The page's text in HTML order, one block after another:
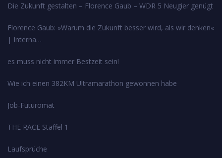
Die Zukunft gestalten – Florence Gaub – WDR 5 Neugier genügt
Florence Gaub: »Warum die Zukunft besser wird, als wir denken«
| Interna…
es muss nicht immer Bestzeit sein!
Wie ich einen 382KM Ultramarathon gewonnen habe
Job-Futuromat
THE RACE Staffel 1
Laufsprüche